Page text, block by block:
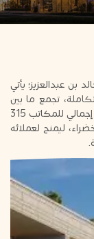
عبدالعزيز؛ يأتي
تجمع ما بين
الجمال والأعمال، حيث يضم المشروع 12 مبنى بعدد إجمالي للمكاتب 315
ليمنح لعملائه